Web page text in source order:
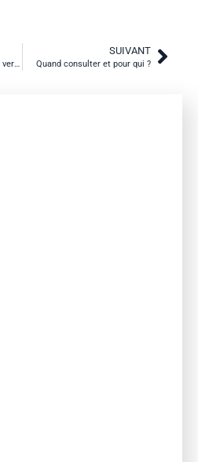
SUIVANT
Quand consulter et pour qui ?